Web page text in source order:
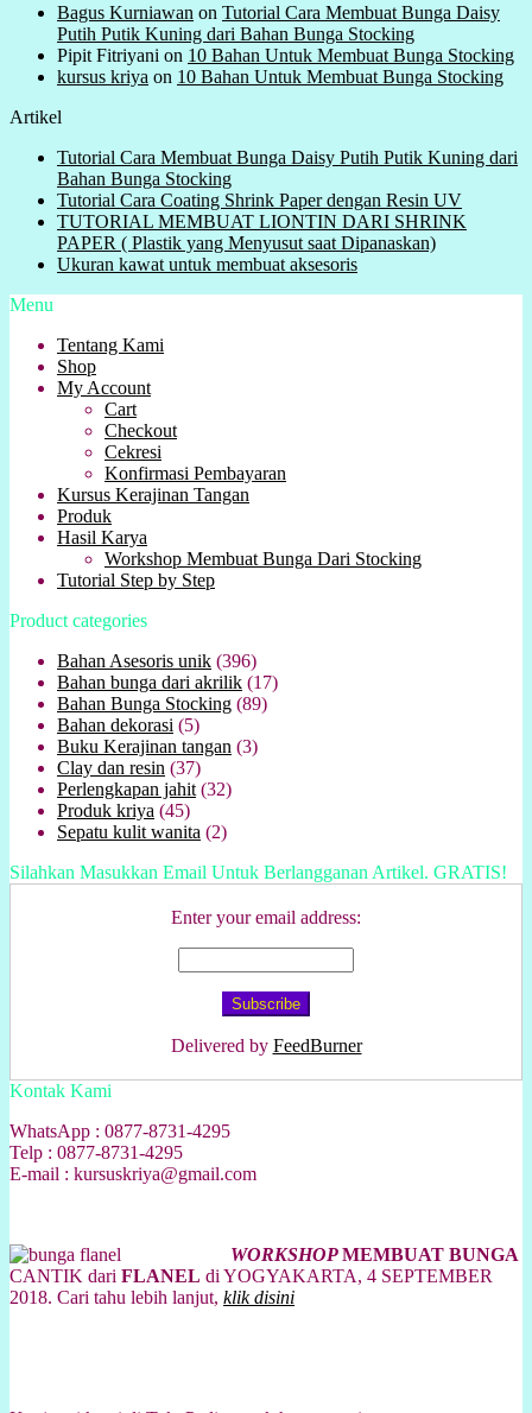
Bagus Kurniawan on Tutorial Cara Membuat Bunga Daisy
Putih Putik Kuning dari Bahan Bunga Stocking
Pipit Fitriyani on 10 Bahan Untuk Membuat Bunga Stocking
kursus kriya on 10 Bahan Untuk Membuat Bunga Stocking
Artikel
Tutorial Cara Membuat Bunga Daisy Putih Putik Kuning dari
Bahan Bunga Stocking
Tutorial Cara Coating Shrink Paper dengan Resin UV
TUTORIAL MEMBUAT LIONTIN DARI SHRINK
PAPER ( Plastik yang Menyusut saat Dipanaskan)
Ukuran kawat untuk membuat aksesoris
Menu
Tentang Kami
Shop
My Account
Cart
Checkout
Cekresi
Konfirmasi Pembayaran
Kursus Kerajinan Tangan
Produk
Hasil Karya
Workshop Membuat Bunga Dari Stocking
Tutorial Step by Step
Product categories
Bahan Asesoris unik (396)
Bahan bunga dari akrilik (17)
Bahan Bunga Stocking (89)
Bahan dekorasi (5)
Buku Kerajinan tangan (3)
Clay dan resin (37)
Perlengkapan jahit (32)
Produk kriya (45)
Sepatu kulit wanita (2)
Silahkan Masukkan Email Untuk Berlangganan Artikel. GRATIS!
Enter your email address:
Delivered by FeedBurner
Kontak Kami
WhatsApp : 0877-8731-4295
Telp : 0877-8731-4295
E-mail : kursuskriya@gmail.com
WORKSHOPMEMBUAT BUNGA
CANTIK dari FLANEL di YOGYAKARTA, 4 SEPTEMBER
2018. Cari tahu lebih lanjut, klik disini